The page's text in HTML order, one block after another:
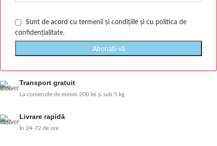
Sunt de acord cu termenii și condițiile și cu politica de
confidențialitate.
Transport gratuit
La comenzile de minim 200 lei și sub 5 kg
Livrare rapidă
În 24-72 de ore